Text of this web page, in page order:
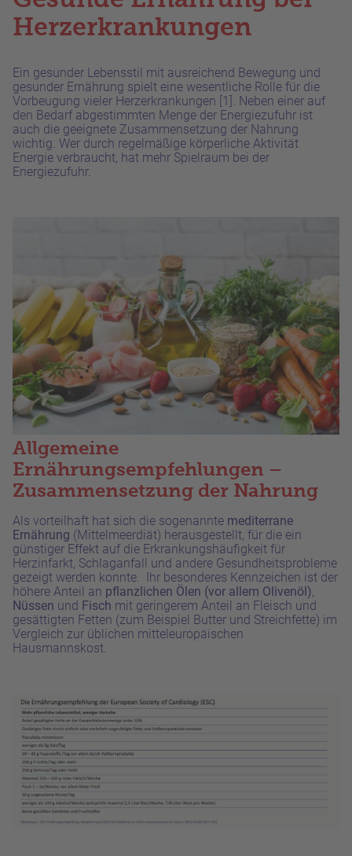
Herz­erkrankungen
Ein gesunder Lebensstil mit ausreichend Bewegung und
gesunder Ernährung spielt eine wesentliche Rolle für die
Vorbeugung vieler Herzerkrankungen [1]. Neben einer auf
den Bedarf abgestimmten Menge der Energiezufuhr ist
auch die geeignete Zusammensetzung der Nahrung
wichtig. Wer durch regelmäßige körperliche Aktivität
Energie verbraucht, hat mehr Spielraum bei der
Energiezufuhr.
Allgemeine
Ernährungsempfehlungen –
Zusammensetzung der Nahrung
Als vorteilhaft hat sich die sogenannte mediterrane
Ernährung (Mittelmeerdiät) herausgestellt, für die ein
günstiger Effekt auf die Erkrankungshäufigkeit für
Herzinfarkt, Schlaganfall und andere Gesundheitsprobleme
gezeigt werden konnte. Ihr besonderes Kennzeichen ist der
höhere Anteil an pflanzlichen Ölen (vor allem Olivenöl),
Nüssen und Fisch mit geringerem Anteil an Fleisch und
gesättigten Fetten (zum Beispiel Butter und Streichfette) im
Vergleich zur üblichen mitteleuropäischen
Hausmannskost.